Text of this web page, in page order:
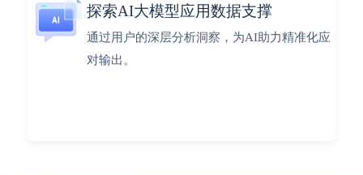
探索AI大模型应用数据支撑
通过用户的深层分析洞察，为AI助力精准化应
对输出。